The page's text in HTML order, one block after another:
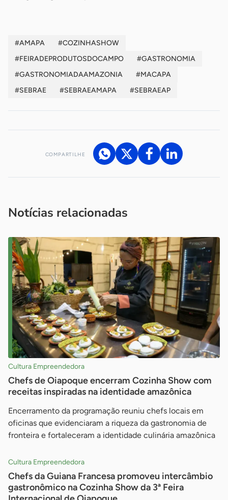
#AMAPA
#COZINHASHOW
#FEIRADEPRODUTOSDOCAMPO
#GASTRONOMIA
#GASTRONOMIADAAMAZONIA
#MACAPA
#SEBRAE
#SEBRAEAMAPA #SEBRAEAP
COMPARTILHE
Notícias relacionadas
Cultura Empreendedora
Chefs de Oiapoque encerram Cozinha Show com
receitas inspiradas na identidade amazônica
Encerramento da programação reuniu chefs locais em
oficinas que evidenciaram a riqueza da gastronomia de
fronteira e fortaleceram a identidade culinária amazônica
Cultura Empreendedora
Chefs da Guiana Francesa promoveu intercâmbio
gastronômico na Cozinha Show da 3ª Feira